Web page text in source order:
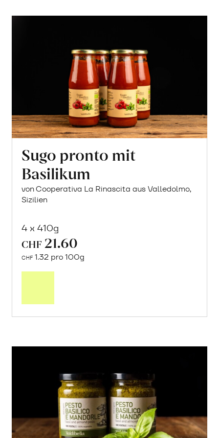
Sugo pronto mit
Basilikum
von Cooperativa La Rinascita aus Valledolmo,
Sizilien
4 x 410g
CHF 21.60
CHF 1.32 pro 100g